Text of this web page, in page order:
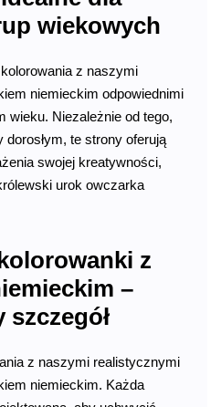
wiekowych
z naszymi
niemieckim odpowiednimi
wieku. Niezależnie od tego,
te strony oferują
swojej kreatywności,
urok owczarka
z
–
z naszymi realistycznymi
niemieckim. Każda